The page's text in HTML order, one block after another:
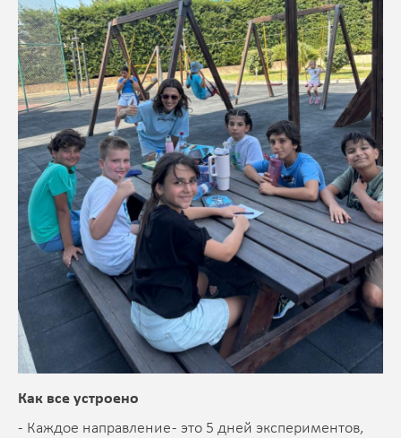
Как все устроено
- Каждое направление - это 5 дней экспериментов,